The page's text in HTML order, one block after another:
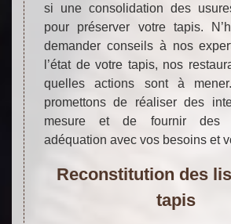
si une consolidation des
pour préserver votre tapis.
demander conseils à nos
l’état de votre tapis, nos
quelles actions sont à
promettons de réaliser des
mesure et de fournir des
adéquation avec vos besoins et
Reconstitution des
tapis